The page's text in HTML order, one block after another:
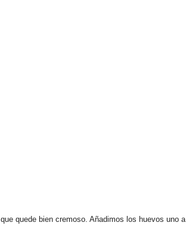
quede bien cremoso. Añadimos los huevos uno a